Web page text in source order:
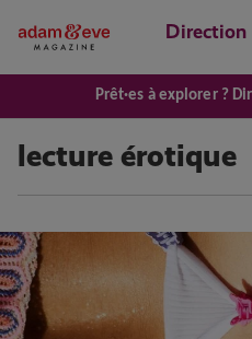
Prêt·es à explorer ?
lecture érotique